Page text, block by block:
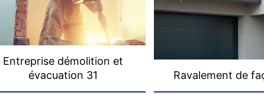
Entreprise démolition et
évacuation 31
Ravalement de